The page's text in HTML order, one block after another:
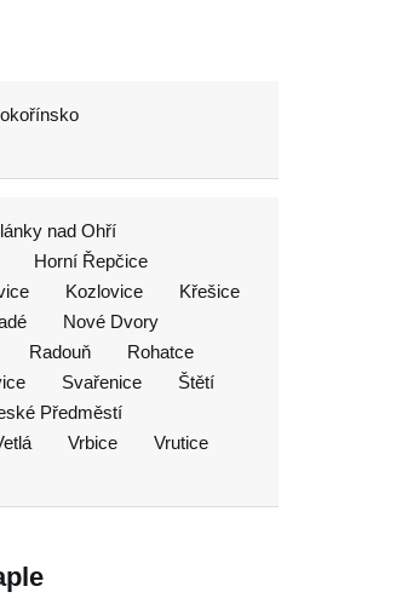
nad Ohří
Horní Řepčice
Kozlovice
Křešice
Nové Dvory
Radouň
Rohatce
Svařenice
Štětí
Předměstí
Vrbice
Vrutice